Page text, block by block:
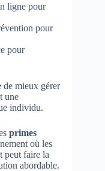
ligne pour
pour
pour
de mieux gérer
une
individu.
primes
où les
peut faire la
abordable.